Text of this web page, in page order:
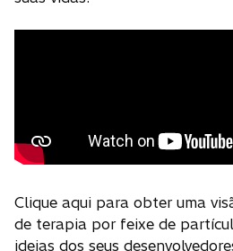
Clique aqui para obter uma
de terapia por feixe de
ideias dos seus